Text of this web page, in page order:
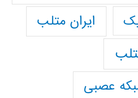
ایران متلب
عصبی